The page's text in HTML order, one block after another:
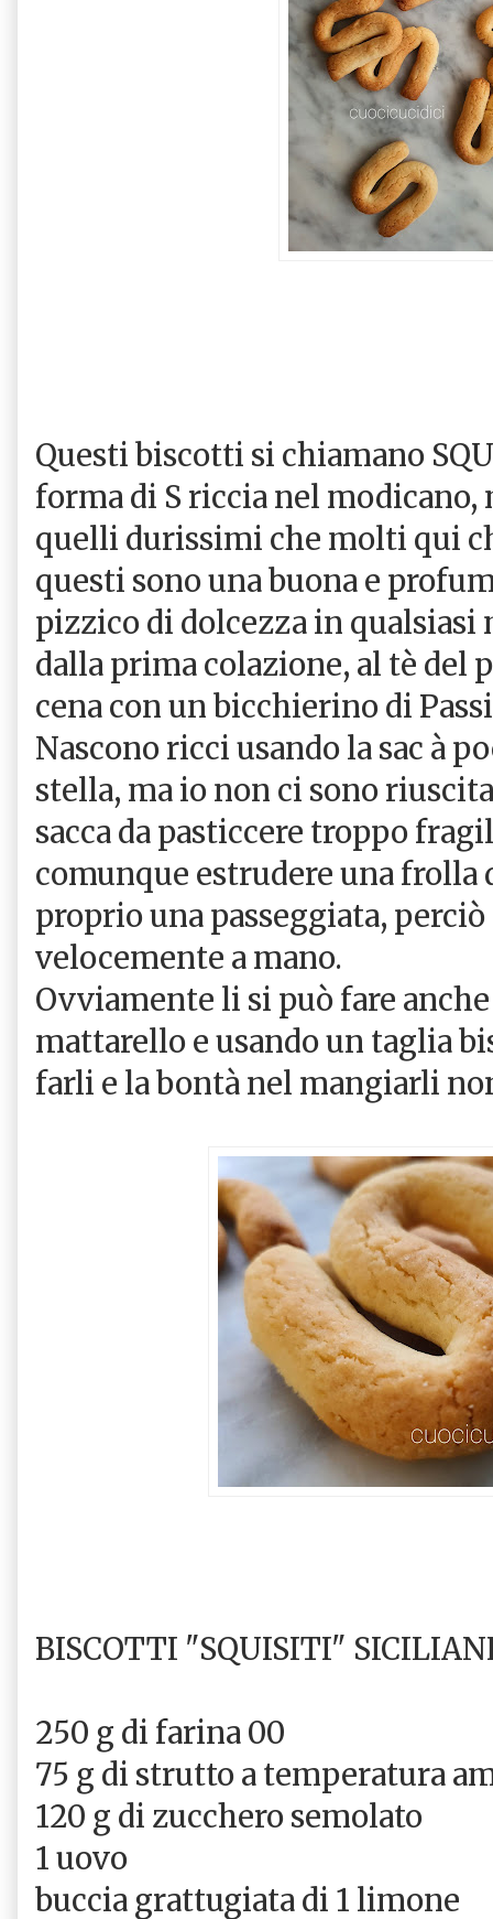
Questi biscotti si chiamano
forma di S riccia nel modicano,
quelli durissimi che molti qui
questi sono una buona e
pizzico di dolcezza in
dalla prima colazione, al tè del
cena con un bicchierino di
Nascono ricci usando la sac à
stella, ma io non ci sono
sacca da pasticcere troppo
comunque estrudere una frolla
proprio una passeggiata,
velocemente a mano.
Ovviamente li si può fare
mattarello e usando un taglia
farli e la bontà nel mangiarli
BISCOTTI "SQUISITI"
250 g di farina 00
75 g di strutto a temperatura
120 g di zucchero semolato
1 uovo
buccia grattugiata di 1 limone